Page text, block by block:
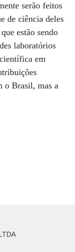
serão feitos
de ciência deles
estão sendo
laboratórios
em
o Brasil, mas a